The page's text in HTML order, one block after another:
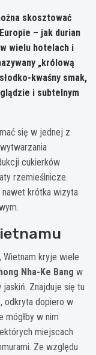
skosztować
– jak durian
wielu hotelach i
„królową
kwaśny smak,
i subtelnym
się w jednej z
cukierków
rzemieślnicze.
krótka wizyta
kryje wiele
Nha-Ke Bang w
Znajduje się tu
odkryta dopiero w
mógłby w nim
miejscach
Ze względu